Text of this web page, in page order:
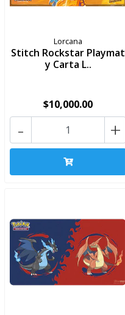
Lorcana
Stitch Rockstar Playmat
y Carta L..
$10,000.00
+
-